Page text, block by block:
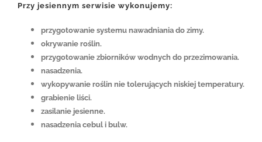
Przy jesiennym serwisie wykonujemy:
przygotowanie systemu nawadniania do zimy.
okrywanie roślin.
przygotowanie zbiorników wodnych do przezimowania.
nasadzenia.
wykopywanie roślin nie tolerujących niskiej temperatury.
grabienie liści.
zasilanie jesienne.
nasadzenia cebul i bulw.